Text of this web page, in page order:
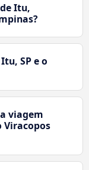
Itu,
SP e o
viagem
Viracopos